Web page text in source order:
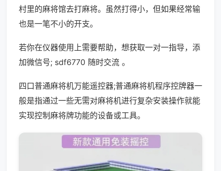
村里的麻将馆去打麻将。虽然打得小，但如果经常输
也是一笔不小的开支。
若你在仪器使用上需要帮助，想获取一对一指导，添
加微信号; sdf6770 随时交流 。
四口普通麻将机万能遥控器;普通麻将机程序控牌器一
般是指通过一些无需对麻将机进行复杂安装操作就能
实现控制麻将牌功能的设备或工具。